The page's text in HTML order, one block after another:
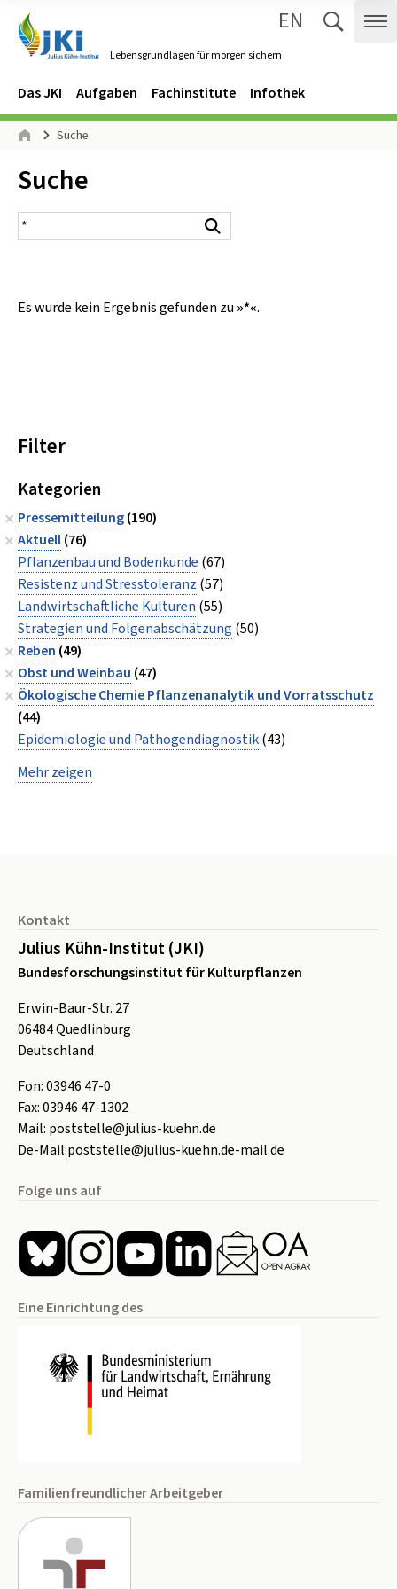
Lebensgrundlagen für morgen sichern
EN
Navigation
Hauptmenü
Das JKI Aufgaben Fachinstitute Infothek
Seitenpfad
Suche
Inhalt:
Suche
Suchergebnis
Es wurde kein Ergebnis gefunden zu »*«.
Filter
Kategorien
Pressemitteilung(190)
Aktuell(76)
Pflanzenbau und Bodenkunde (67)
Resistenz und Stresstoleranz (57)
Landwirtschaftliche Kulturen (55)
Strategien und Folgenabschätzung (50)
Reben (49)
Obst und Weinbau (47)
Ökologische Chemie Pflanzenanalytik und Vorratsschutz
(44)
Epidemiologie und Pathogendiagnostik(43)
Mehr zeigen
Kontakt
Julius Kühn-Institut (JKI)
Bundesforschungsinstitut für Kulturpflanzen
Erwin-Baur-Str. 27
06484Quedlinburg
Deutschland
Fon:03946 47-0
Fax:03946 47-1302
Mail: poststelle@julius-kuehn.de
De-Mail:poststelle@julius-kuehn.de-mail.de
Folge uns auf
Eine Einrichtung des
Familienfreundlicher Arbeitgeber